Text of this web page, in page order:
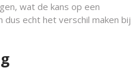
wat de kans op een
echt het verschil maken bij